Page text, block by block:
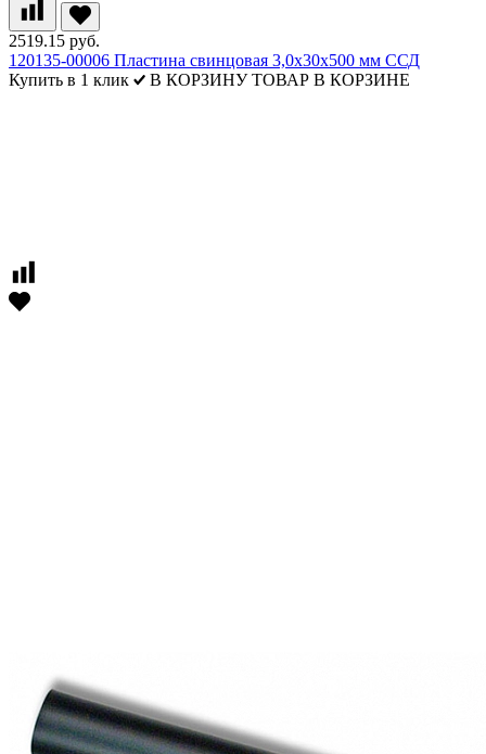
2519.15 руб.
120135-00006 Пластина свинцовая 3,0х30х500 мм ССД
Купить в 1 клик
В КОРЗИНУ ТОВАР В КОРЗИНЕ